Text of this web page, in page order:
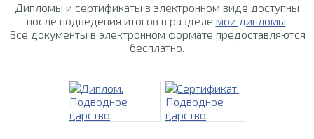
Дипломы и сертификаты в электронном виде доступны
после подведения итогов в разделе мои дипломы.
Все документы в электронном формате предоставляются
бесплатно.